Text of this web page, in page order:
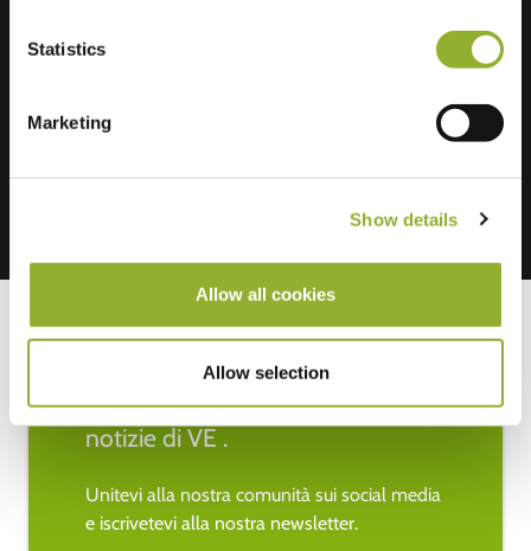
Statistics
Marketing
Show details
Allow all cookies
Allow selection
Rimanete aggiornati sulle ultime
notizie di VE .
Unitevi alla nostra comunità sui social media
e iscrivetevi alla nostra newsletter.